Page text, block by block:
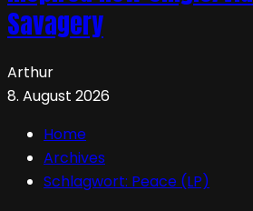
Savagery
Arthur
8. August 2026
Home
Archives
Schlagwort: Peace (LP)